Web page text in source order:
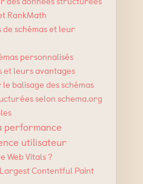
RankMath
schémas et leur
personnalisés
et leurs avantages
balisage des schémas
selon schema.org
performance
utilisateur
Web Vitals ?
Contentful Paint